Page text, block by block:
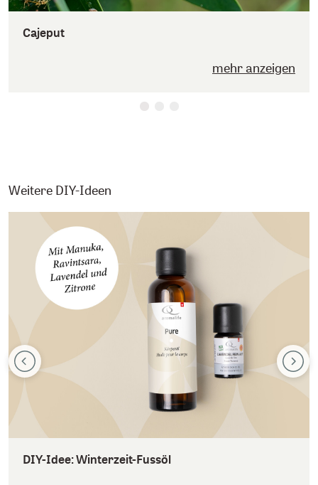
Cajeput
mehr anzeigen
Weitere DIY-Ideen
DIY-Idee: Winterzeit-Fussöl